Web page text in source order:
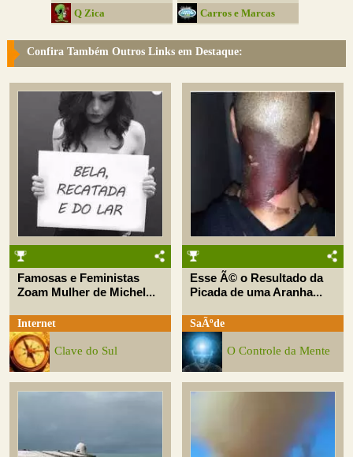
Q Zica
Carros e Marcas
Confira Também Outros Links em Destaque:
Famosas e Feministas
Zoam Mulher de Michel...
Internet
Clave do Sul
Esse Ã© o Resultado da
Picada de uma Aranha...
SaÃºde
O Controle da Mente